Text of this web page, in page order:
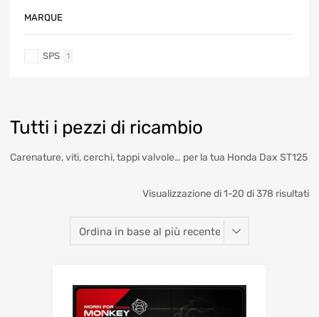
Tutti i pezzi di ricambio
Carenature, viti, cerchi, tappi valvole… per la tua Honda Dax ST125
Visualizzazione di 1-20 di 378 risultati
MARQUE
SPS 1